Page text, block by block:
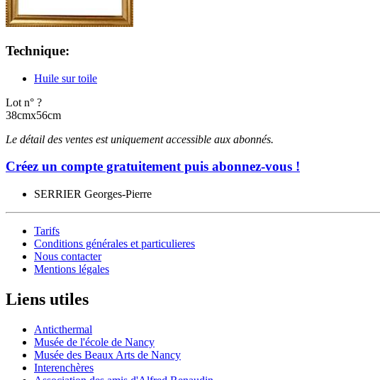
Technique:
Huile sur toile
Lot n° ?
38cmx56cm
Le détail des ventes est uniquement accessible aux abonnés.
Créez un compte gratuitement puis abonnez-vous !
SERRIER Georges-Pierre
Tarifs
Conditions générales et particulieres
Nous contacter
Mentions légales
Liens utiles
Anticthermal
Musée de l'école de Nancy
Musée des Beaux Arts de Nancy
Interenchères